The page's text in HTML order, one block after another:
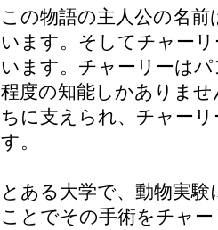
この物語の主人公の名
います。そしてチャー
います。チャーリーは
程度の知能しかありま
ちに支えられ、チャー
す。
とある大学で、動物実
ことでその手術をチャ